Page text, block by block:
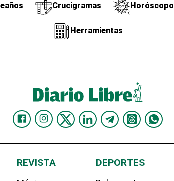
Crucigramas Horóscopo
Herramientas
REVISTA DEPORTES